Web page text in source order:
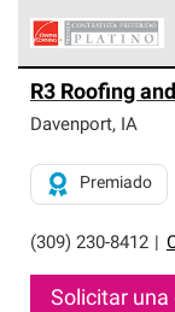
Corning
exclusiva y
Solo ellos
sistemas de
R3 Roofing
Davenport, IA
(309) 230-8412
Premiado
Solicitar una